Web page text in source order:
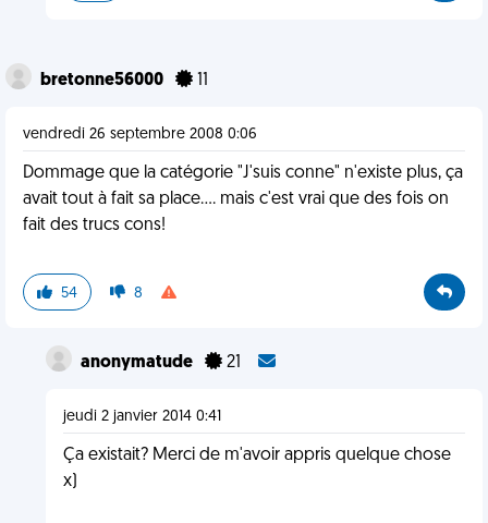
bretonne56000
vendredi 26 septembre 2008 0:06
Dommage que la catégorie "J'suis conne" n'existe plus, ça
avait tout à fait sa place.... mais c'est vrai que des fois on
fait des trucs cons!
54 8
anonymatude 21
jeudi 2 janvier 2014 0:41
Ça existait? Merci de m'avoir appris quelque chose
x)